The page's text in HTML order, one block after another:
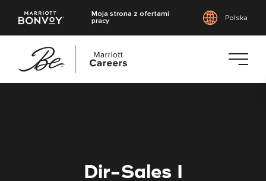
Moja strona z ofertami
pracy
Polska
Dir-Sales I